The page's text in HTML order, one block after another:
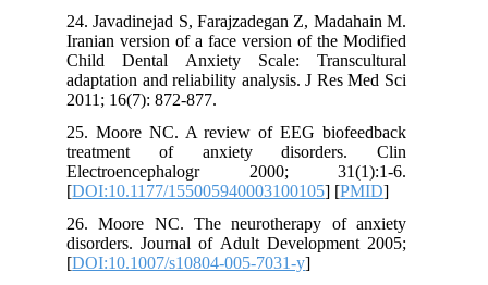
24. Javadinejad S, Farajzadegan Z, Madahain M.
Iranian version of a face version of the Modified
Child Dental Anxiety Scale: Transcultural
adaptation and reliability analysis. J Res Med Sci
2011; 16(7): 872-877.
25. Moore NC. A review of EEG biofeedback
treatment of anxiety disorders. Clin
Electroencephalogr 2000; 31(1):1-6.
[DOI:10.1177/155005940003100105] [PMID
26. Moore NC. The neurotherapy of anxiety
disorders. Journal of Adult Development 2005;
[DOI:10.1007/s10804-005-7031-y